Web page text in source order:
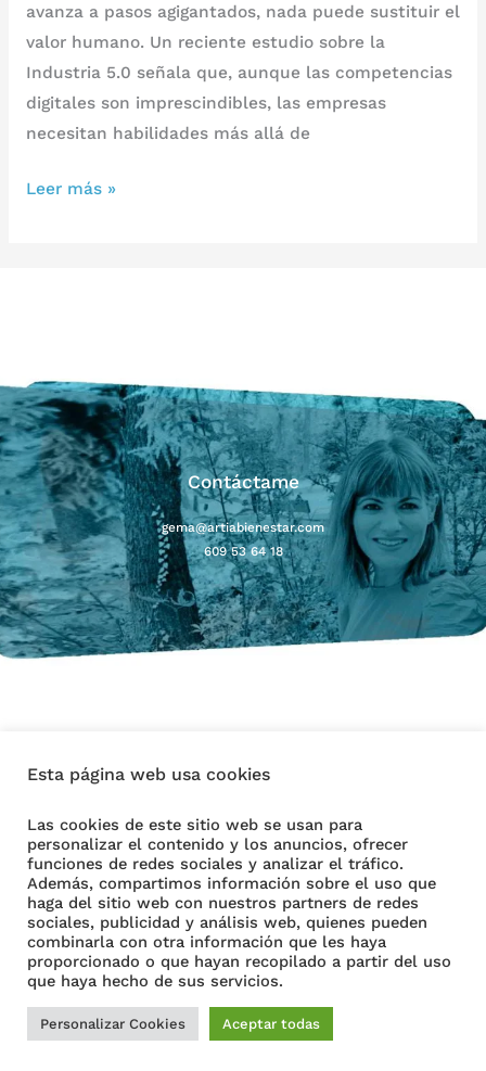
avanza a pasos agigantados, nada puede sustituir el
valor humano. Un reciente estudio sobre la
Industria 5.0 señala que, aunque las competencias
digitales son imprescindibles, las empresas
necesitan habilidades más allá de
Leer más »
Contáctame
gema@artiabienestar.com
609 53 64 18
Aviso Legal
Política de Cookies
Política de Privacidad
Copyright © 2026 ArtiaBienestar
Esta página web usa cookies
Las cookies de este sitio web se usan para
personalizar el contenido y los anuncios, ofrecer
funciones de redes sociales y analizar el tráfico.
Además, compartimos información sobre el uso que
haga del sitio web con nuestros partners de redes
sociales, publicidad y análisis web, quienes pueden
combinarla con otra información que les haya
proporcionado o que hayan recopilado a partir del uso
que haya hecho de sus servicios.
Personalizar Cookies Aceptar todas
Mándame un mensaje con tus dudas